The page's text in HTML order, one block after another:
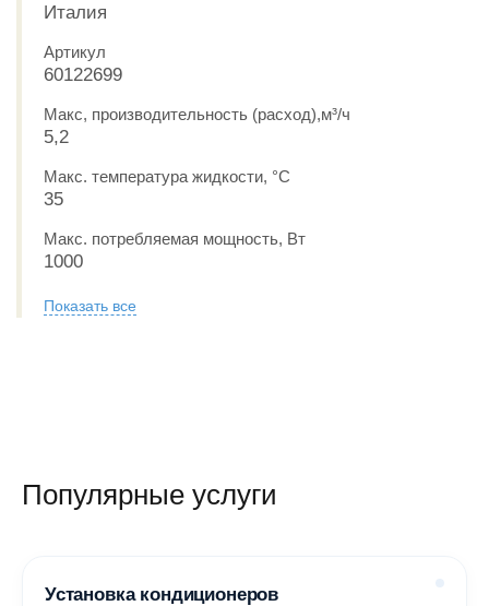
Италия
Артикул
60122699
Макс, производительность (расход),м³/ч
5,2
Макс. температура жидкости, °С
35
Макс. потребляемая мощность, Вт
1000
Показать все
Популярные услуги
Установка кондиционеров